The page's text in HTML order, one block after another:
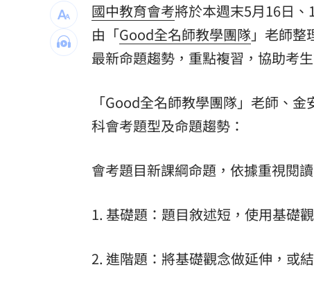
手上只剩24元！獨居嬤不動存款原因惹鼻
台灣彩券開獎直播中 20:31
三立iNEWS新聞台線上直播 18:00
台彩父親節推新刮刮樂千萬頭獎超「爸
「拍片人的多重宇宙」職涯論壇9/12登
理想混蛋號召粉絲跨海追星吃美食！
國中教育會考將於本週末5月16日、
由「Good全名師教學團隊」老師整
最新命題趨勢，重點複習，協助考
「Good全名師教學團隊」老師、金
科會考題型及命題趨勢：
會考題目新課綱命題，依據重視閱
1. 基礎題：題目敘述短，使用基礎
2. 進階題：將基礎觀念做延伸，或